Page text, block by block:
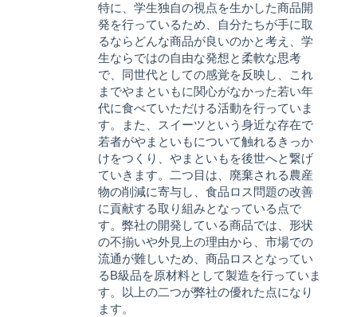
特に、学生独自の視点を生かした商品開
発を行っているため、自分たちが手に取
るならどんな商品が良いのかと考え、学
生ならではの自由な発想と柔軟な思考
で、同世代としての感覚を反映し、これ
までやまといもに関心がなかった若い年
代に食べていただける活動を行っていま
す。また、スイーツという身近な存在で
若者がやまといもについて触れるきっか
けをつくり、やまといもを後世へと繋げ
ていきます。二つ目は、廃棄される農産
物の削減に寄与し、食品ロス問題の改善
に貢献する取り組みとなっている点で
す。弊社の開発している商品では、形状
の不揃いや外見上の理由から、市場での
流通が難しいため、商品ロスとなってい
るB級品を原材料として製造を行っていま
す。以上の二つが弊社の優れた点になり
ます。